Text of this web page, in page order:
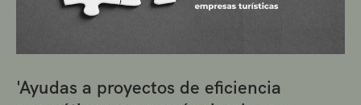
'Ayudas a proyectos de eficiencia